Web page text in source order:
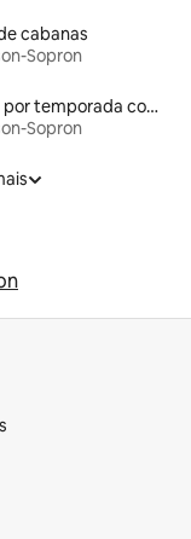
cabanas
Sopron
Locações por temporada com piscina
Sopron